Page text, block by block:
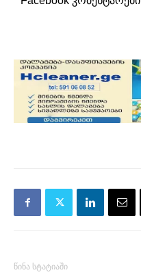
წინა სტატიაში